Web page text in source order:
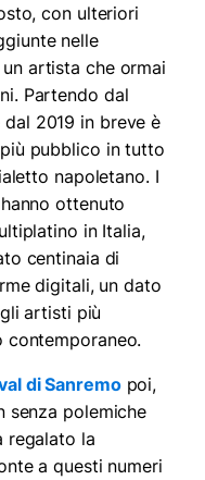
con ulteriori
nelle
artista che ormai
Partendo dal
2019 in breve è
pubblico in tutto
napoletano. I
ottenuto
in Italia,
centinaia di
digitali, un dato
artisti più
contemporaneo.
di Sanremo poi,
senza polemiche
regalato la
a questi numeri